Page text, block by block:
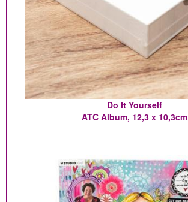
Do It Yourself
ATC Album, 12,3 x 10,3cm